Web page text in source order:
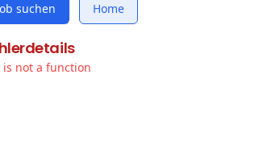
suchen Home
is not a function